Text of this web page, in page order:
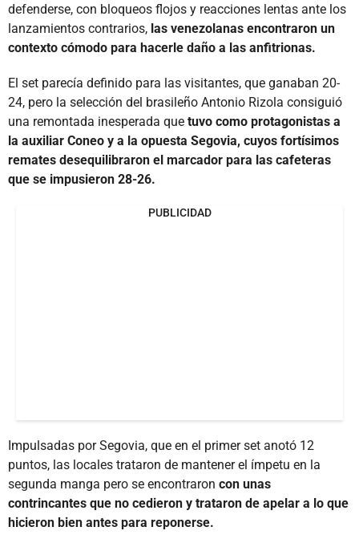
defenderse, con bloqueos flojos y reacciones lentas ante los
lanzamientos contrarios, las venezolanas encontraron un
contexto cómodo para hacerle daño a las anfitrionas.
El set parecía definido para las visitantes, que ganaban 20-
24, pero la selección del brasileño Antonio Rizola consiguió
una remontada inesperada que tuvo como protagonistas a
la auxiliar Coneo y a la opuesta Segovia, cuyos fortísimos
remates desequilibraron el marcador para las cafeteras
que se impusieron 28-26.
PUBLICIDAD
Impulsadas por Segovia, que en el primer set anotó 12
puntos, las locales trataron de mantener el ímpetu en la
segunda manga pero se encontraron con unas
contrincantes que no cedieron y trataron de apelar a lo que
hicieron bien antes para reponerse.